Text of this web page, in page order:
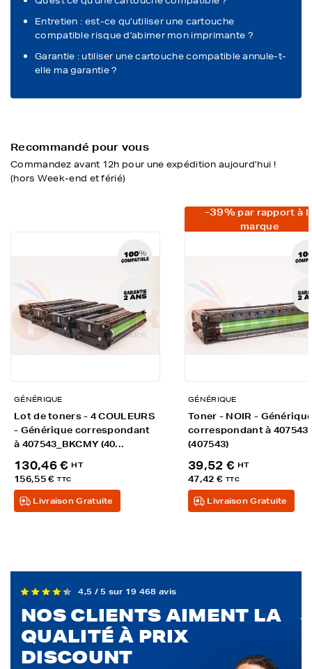
Entretien : est-ce qu'utiliser une cartouche
compatible risque d'abimer mon imprimante ?
Garantie : utiliser une cartouche compatible annule-t-
elle ma garantie ?
Recommandé pour vous
Commandez avant 12h pour une expédition aujourd’hui !
(hors Week-end et férié)
GÉNÉRIQUE
Lot de toners - 4 COULEURS
- Générique correspondant
à 407543_BKCMY (40...
130,46 € HT
156,55 € TTC
Livraison Gratuite
-39% par rapport à
marque
GÉNÉRIQUE
Toner - NOIR -
correspondant à 407543
(407543)
39,52 € HT
47,42 € TTC
Livraison Gratuite
4,5 / 5 sur 19 468 avis
NOS CLIENTS AIMENT LA
QUALITÉ À PRIX
DISCOUNT